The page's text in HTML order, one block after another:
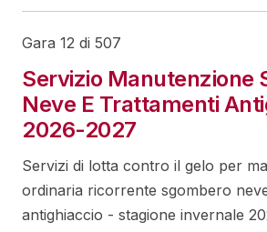
Gara 12 di 507
Servizio Manutenzione
Neve E Trattamenti
2026-2027
Servizi di lotta contro il gelo per
ordinaria ricorrente sgombero
antighiaccio - stagione invernale